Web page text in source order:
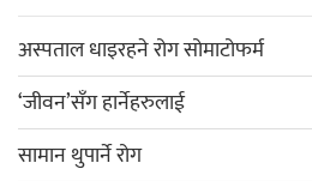
अस्पताल धाइरहने रोग सोमाटोफर्म
‘जीवन’सँग हार्नेहरुलाई
सामान थुपार्ने रोग